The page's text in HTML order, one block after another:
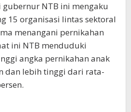
NTB ini mengaku
15 organisasi lintas sektoral
menangani pernikahan
ini NTB menduduki
angka pernikahan anak
dan lebih tinggi dari rata-